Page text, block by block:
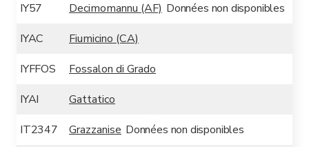
IY57
Decimomannu (AF) Données non disponibles
IYAC
Fiumicino (CA)
IYFFOS
Fossalon di Grado
IYAI
Gattatico
IT2347
Grazzanise Données non disponibles